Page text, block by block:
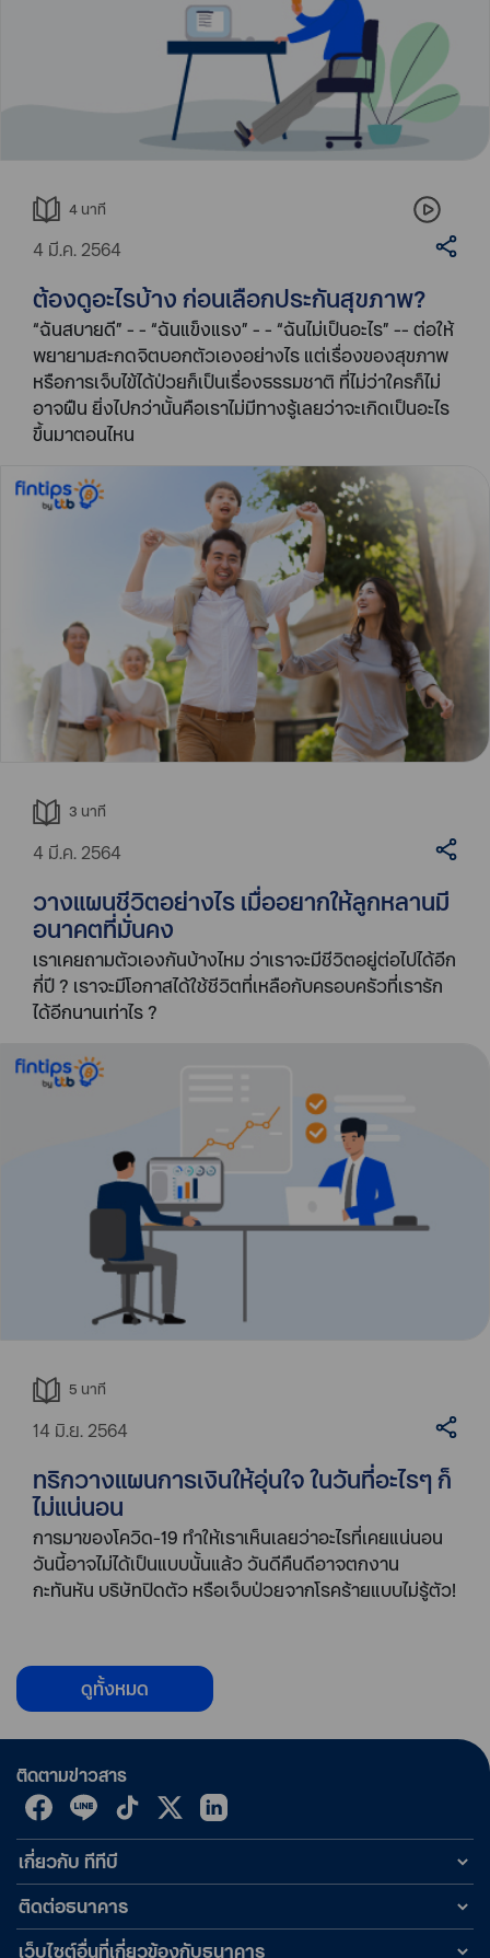
4 นาที
4 มี.ค. 2564
ต้องดูอะไรบ้าง ก่อนเลือกประกันสุขภาพ?
“ฉันสบายดี” - - “ฉันแข็งแรง” - - “ฉันไม่เป็นอะไร” -- ต่อให้
พยายามสะกดจิตบอกตัวเองอย่างไร แต่เรื่องของสุขภาพ
หรือการเจ็บไข้ได้ป่วยก็เป็นเรื่องธรรมชาติ ที่ไม่ว่าใครก็ไม่
อาจฝืน ยิ่งไปกว่านั้นคือเราไม่มีทางรู้เลยว่าจะเกิดเป็นอะไร
ขึ้นมาตอนไหน
3 นาที
4 มี.ค. 2564
วางแผนชีวิตอย่างไร เมื่ออยากให้ลูกหลานมี
อนาคตที่มั่นคง
เราเคยถามตัวเองกันบ้างไหม ว่าเราจะมีชีวิตอยู่ต่อไปได้อีก
กี่ปี ? เราจะมีโอกาสได้ใช้ชีวิตที่เหลือกับครอบครัวที่เรารัก
ได้อีกนานเท่าไร ?
5 นาที
14 มิ.ย. 2564
ทริกวางแผนการเงินให้อุ่นใจ ในวันที่อะไรๆ ก็
ไม่แน่นอน
การมาของโควิด-19 ทำให้เราเห็นเลยว่าอะไรที่เคยแน่นอน
วันนี้อาจไม่ได้เป็นแบบนั้นแล้ว วันดีคืนดีอาจตกงาน
กะทันหัน บริษัทปิดตัว หรือเจ็บป่วยจากโรคร้ายแบบไม่รู้ตัว!
ดูทั้งหมด
ติดตามข่าวสาร
เกี่ยวกับ ทีทีบี
ติดต่อธนาคาร
เว็บไซต์อื่นที่เกี่ยวข้องกับธนาคาร